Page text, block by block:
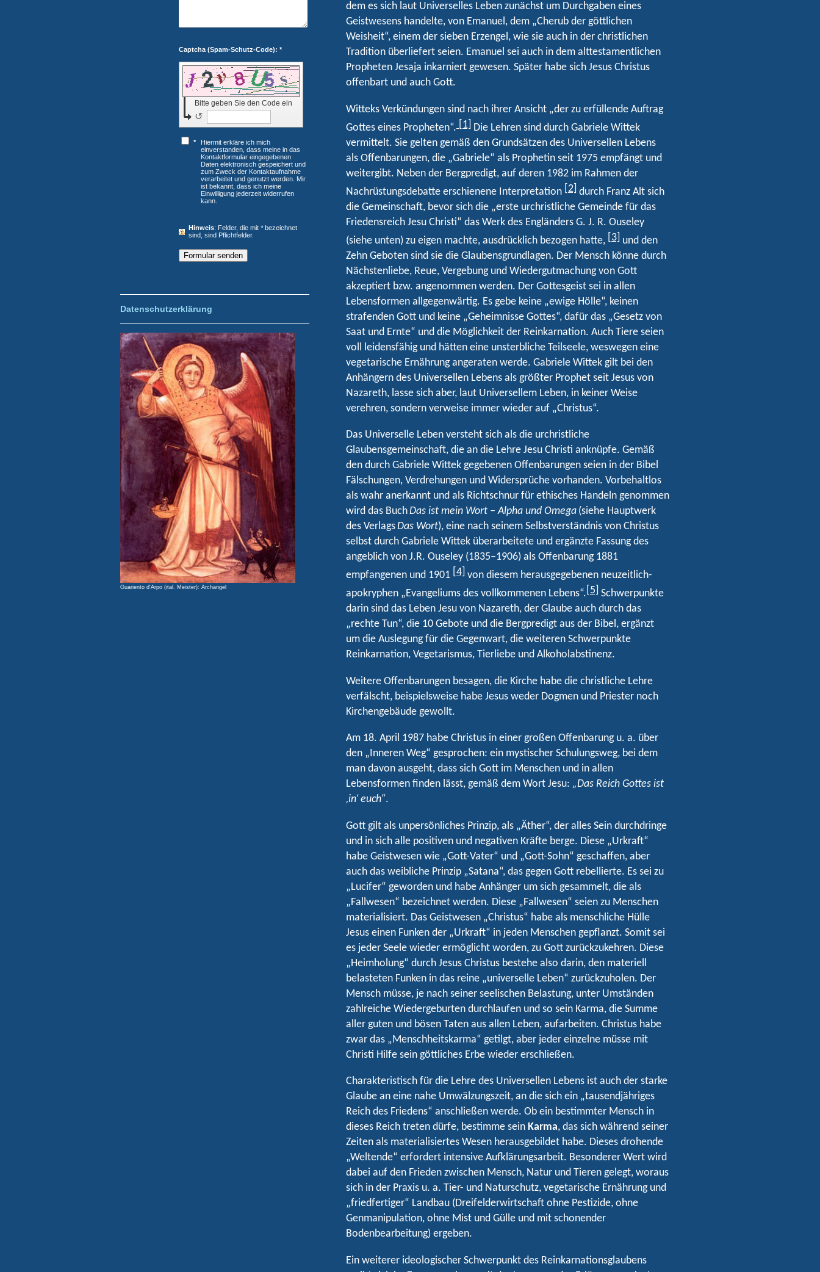
dem es sich laut Universelles Leben zunächst um Durchgaben eines
Geistwesens handelte, von Emanuel, dem „Cherub der göttlichen
Weisheit“, einem der sieben Erzengel, wie sie auch in der christlichen
Tradition überliefert seien. Emanuel sei auch in dem alttestamentlichen
Propheten Jesaja inkarniert gewesen. Später habe sich Jesus Christus
offenbart und auch Gott.
Witteks Verkündungen sind nach ihrer Ansicht „der zu erfüllende Auftrag
Gottes eines Propheten“. [1] Die Lehren sind durch Gabriele Wittek
vermittelt. Sie gelten gemäß den Grundsätzen des Universellen Lebens
als Offenbarungen, die „Gabriele“ als Prophetin seit 1975 empfängt und
weitergibt. Neben der Bergpredigt, auf deren 1982 im Rahmen der
Nachrüstungsdebatte erschienene Interpretation [2] durch Franz Alt sich
die Gemeinschaft, bevor sich die „erste urchristliche Gemeinde für das
Friedensreich Jesu Christi“ das Werk des Engländers G. J. R. Ouseley
(siehe unten) zu eigen machte, ausdrücklich bezogen hatte, [3] und den
Zehn Geboten sind sie die Glaubensgrundlagen. Der Mensch könne durch
Nächstenliebe, Reue, Vergebung und Wiedergutmachung von Gott
akzeptiert bzw. angenommen werden. Der Gottesgeist sei in allen
Lebensformen allgegenwärtig. Es gebe keine „ewige Hölle“, keinen
strafenden Gott und keine „Geheimnisse Gottes“, dafür das „Gesetz von
Saat und Ernte“ und die Möglichkeit der Reinkarnation. Auch Tiere seien
voll leidensfähig und hätten eine unsterbliche Teilseele, weswegen eine
vegetarische Ernährung angeraten werde. Gabriele Wittek gilt bei den
Anhängern des Universellen Lebens als größter Prophet seit Jesus von
Nazareth, lasse sich aber, laut Universellem Leben, in keiner Weise
verehren, sondern verweise immer wieder auf „Christus“.
Das Universelle Leben versteht sich als die urchristliche
Glaubensgemeinschaft, die an die Lehre Jesu Christi anknüpfe. Gemäß
den durch Gabriele Wittek gegebenen Offenbarungen seien in der Bibel
Fälschungen, Verdrehungen und Widersprüche vorhanden. Vorbehaltlos
als wahr anerkannt und als Richtschnur für ethisches Handeln genommen
wird das BuchDas ist mein Wort – Alpha und Omega (siehe Hauptwerk
des VerlagsDas Wort), eine nach seinem Selbstverständnis von Christus
selbst durch Gabriele Wittek überarbeitete und ergänzte Fassung des
angeblich von J.R. Ouseley (1835–1906) als Offenbarung 1881
empfangenen und 1901 [4] von diesem herausgegebenen neuzeitlich-
apokryphen „Evangeliums des vollkommenen Lebens“. [5] Schwerpunkte
darin sind das Leben Jesu von Nazareth, der Glaube auch durch das
„rechte Tun“, die 10 Gebote und die Bergpredigt aus der Bibel, ergänzt
um die Auslegung für die Gegenwart, die weiteren Schwerpunkte
Reinkarnation, Vegetarismus, Tierliebe und Alkoholabstinenz.
Weitere Offenbarungen besagen, die Kirche habe die christliche Lehre
verfälscht, beispielsweise habe Jesus weder Dogmen und Priester noch
Kirchengebäude gewollt.
Am 18. April 1987 habe Christus in einer großen Offenbarung u. a. über
den „Inneren Weg“ gesprochen: ein mystischer Schulungsweg, bei dem
man davon ausgeht, dass sich Gott im Menschen und in allen
Lebensformen finden lässt, gemäß dem Wort Jesu: „Das Reich Gottes ist
‚in‘ euch“.
Gott gilt als unpersönliches Prinzip, als „Äther“, der alles Sein durchdringe
und in sich alle positiven und negativen Kräfte berge. Diese „Urkraft“
habe Geistwesen wie „Gott-Vater“ und „Gott-Sohn“ geschaffen, aber
auch das weibliche Prinzip „Satana“, das gegen Gott rebellierte. Es sei zu
„Lucifer“ geworden und habe Anhänger um sich gesammelt, die als
„Fallwesen“ bezeichnet werden. Diese „Fallwesen“ seien zu Menschen
materialisiert. Das Geistwesen „Christus“ habe als menschliche Hülle
Jesus einen Funken der „Urkraft“ in jeden Menschen gepflanzt. Somit sei
es jeder Seele wieder ermöglicht worden, zu Gott zurückzukehren. Diese
„Heimholung“ durch Jesus Christus bestehe also darin, den materiell
belasteten Funken in das reine „universelle Leben“ zurückzuholen. Der
Mensch müsse, je nach seiner seelischen Belastung, unter Umständen
zahlreiche Wiedergeburten durchlaufen und so sein Karma, die Summe
aller guten und bösen Taten aus allen Leben, aufarbeiten. Christus habe
zwar das „Menschheitskarma“ getilgt, aber jeder einzelne müsse mit
Christi Hilfe sein göttliches Erbe wieder erschließen.
Charakteristisch für die Lehre des Universellen Lebens ist auch der starke
Glaube an eine nahe Umwälzungszeit, an die sich ein „tausendjähriges
Reich des Friedens“ anschließen werde. Ob ein bestimmter Mensch in
dieses Reich treten dürfe, bestimme sein Karma, das sich während seiner
Zeiten als materialisiertes Wesen herausgebildet habe. Dieses drohende
„Weltende“ erfordert intensive Aufklärungsarbeit. Besonderer Wert wird
dabei auf den Frieden zwischen Mensch, Natur und Tieren gelegt, woraus
sich in der Praxis u. a. Tier- und Naturschutz, vegetarische Ernährung und
„friedfertiger“ Landbau (Dreifelderwirtschaft ohne Pestizide, ohne
Genmanipulation, ohne Mist und Gülle und mit schonender
Bodenbearbeitung) ergeben.
Ein weiterer ideologischer Schwerpunkt des Reinkarnationsglaubens
Captcha (Spam-Schutz-Code): *
Bitte geben Sie den Code ein
↺
*
Hiermit erkläre ich mich
einverstanden, dass meine in das
Kontaktformular eingegebenen
Daten elektronisch gespeichert und
zum Zweck der Kontaktaufnahme
verarbeitet und genutzt werden. Mir
ist bekannt, dass ich meine
Einwilligung jederzeit widerrufen
kann.
Hinweis : Felder, die mit*bezeichnet
sind, sind Pflichtfelder.
Datenschutzerklärung
Guariento d'Arpo (ital. Meister): Archangel